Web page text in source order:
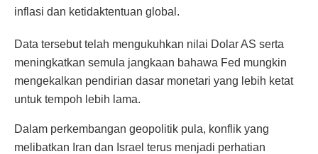
inflasi dan ketidaktentuan global.
Data tersebut telah mengukuhkan nilai Dolar AS serta
meningkatkan semula jangkaan bahawa Fed mungkin
mengekalkan pendirian dasar monetari yang lebih ketat
untuk tempoh lebih lama.
Dalam perkembangan geopolitik pula, konflik yang
melibatkan Iran dan Israel terus menjadi perhatian